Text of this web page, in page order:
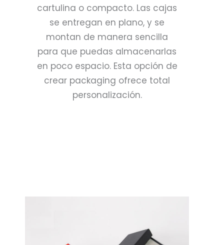
cartulina o compacto. Las cajas
se entregan en plano, y se
montan de manera sencilla
para que puedas almacenarlas
en poco espacio. Esta opción de
crear packaging ofrece total
personalización.